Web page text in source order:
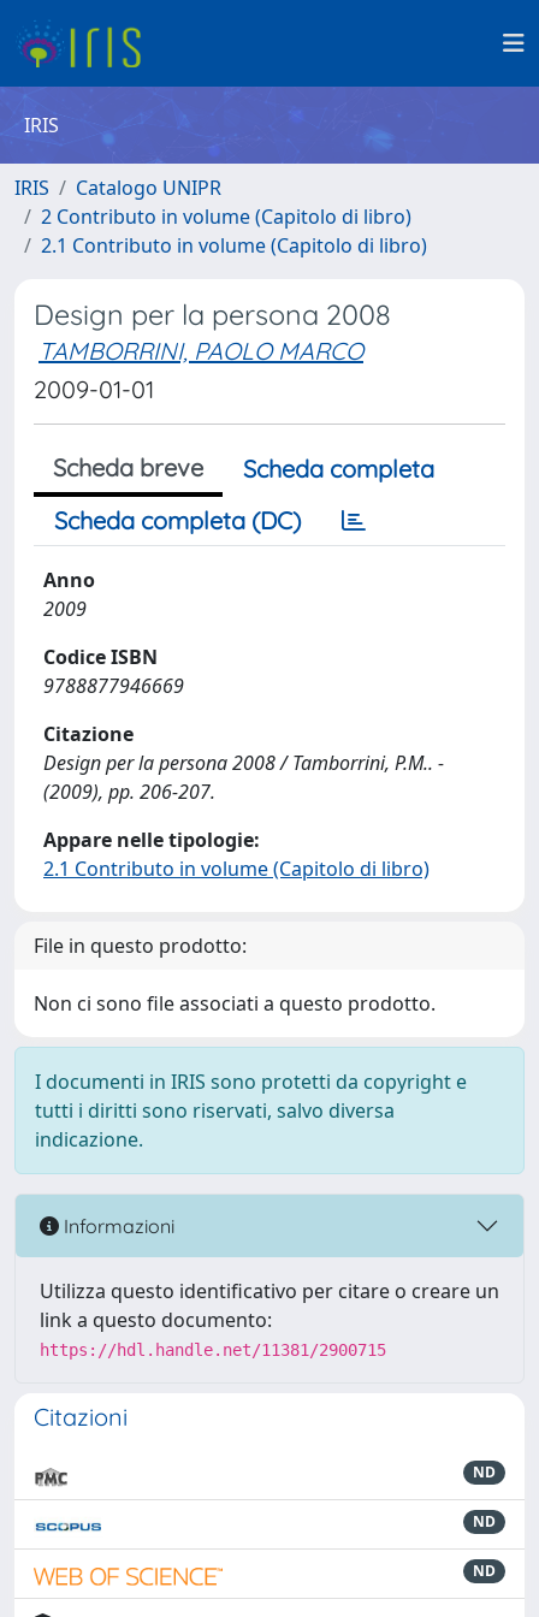
IRIS
IRIS
Catalogo UNIPR
2 Contributo in volume (Capitolo di libro)
2.1 Contributo in volume (Capitolo di libro)
Design per la persona 2008
TAMBORRINI, PAOLO MARCO
2009-01-01
Scheda breve
Scheda completa
Scheda completa (DC)
Anno
2009
Codice ISBN
9788877946669
Citazione
Design per la persona 2008 / Tamborrini, P.M.. -
(2009), pp. 206-207.
Appare nelle tipologie:
2.1 Contributo in volume (Capitolo di libro)
File in questo prodotto:
Non ci sono file associati a questo prodotto.
I documenti in IRIS sono protetti da copyright e
tutti i diritti sono riservati, salvo diversa
indicazione.
Informazioni
Utilizza questo identificativo per citare o creare un
link a questo documento:
https://hdl.handle.net/11381/2900715
Citazioni
ND
ND
ND